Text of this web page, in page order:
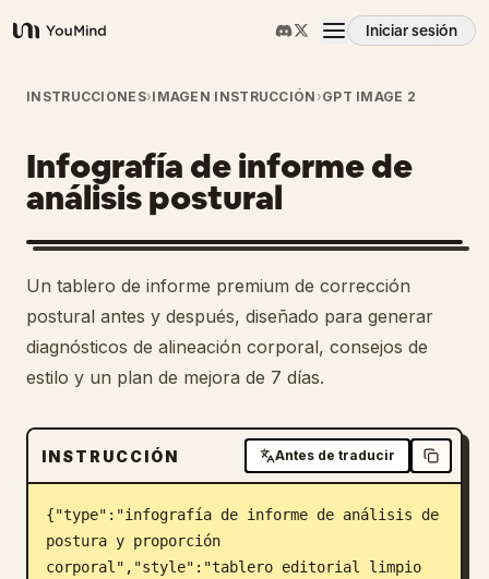
YouMind
Iniciar sesión
Resumen
Casos de uso
Habilidades
Prompts
Precios
Descargar
Blog
INSTRUCCIONES›IMAGEN INSTRUCCIÓN ›GPT IMAGE 2
Infografía de informe de
análisis postural
Un tablero de informe premium de corrección
postural antes y después, diseñado para generar
diagnósticos de alineación corporal, consejos de
estilo y un plan de mejora de 7 días.
INSTRUCCIÓN Antes de traducir
{"type":"infografía de informe de análisis de
postura y proporción
corporal","style":"tablero editorial limpio